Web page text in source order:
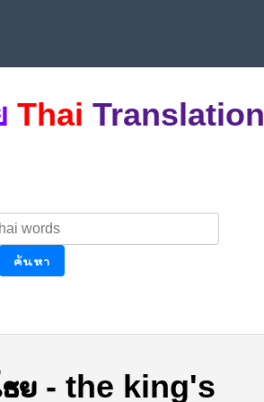
Thai Translation
ค้นหา
ย - the king's